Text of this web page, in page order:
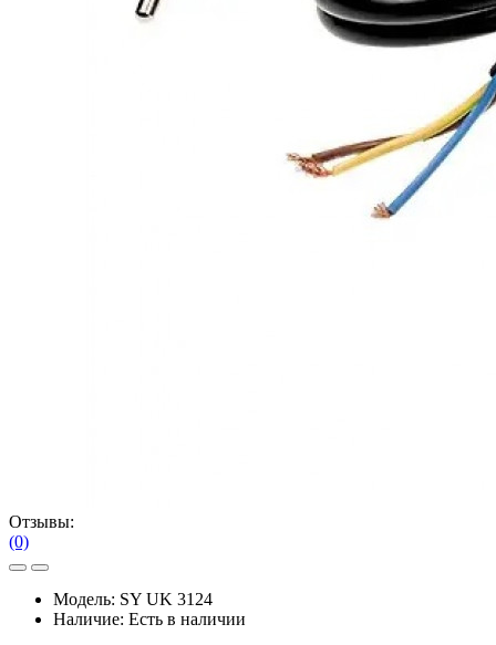
Отзывы:
(0)
Модель: SY UK 3124
Наличие: Есть в наличии